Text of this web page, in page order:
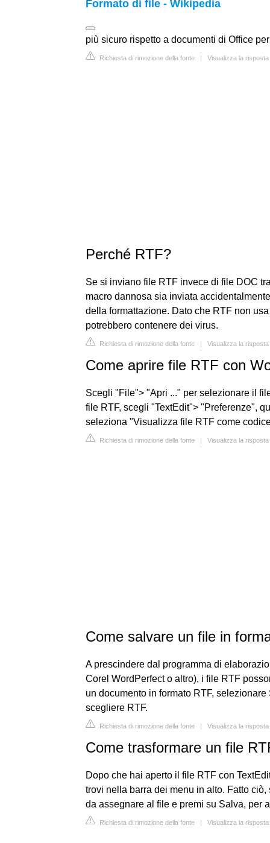
Formato di file - Wikipedia
più sicuro rispetto a documenti di Office
Richiesta di rimozione della fonte | Visualizza la
Perché RTF?
Se si inviano file RTF invece di file DOC
macro dannosa sia inviata
della formattazione. Dato che RTF non
potrebbero contenere dei virus.
Richiesta di rimozione della fonte | Visualizza la
Come aprire file RTF con
Scegli "File"> "Apri ..." per selezionare il
file RTF, scegli "TextEdit"> "Preferenze",
seleziona "Visualizza file RTF come
Richiesta di rimozione della fonte | Visualizza la
Come salvare un file in
A prescindere dal programma di
Corel WordPerfect o altro), i file RTF
un documento in formato RTF,
scegliere RTF.
Richiesta di rimozione della fonte | Visualizza la
Come trasformare un file
Dopo che hai aperto il file RTF con
trovi nella barra dei menu in alto. Fatto
da assegnare al file e premi su Salva, per
Richiesta di rimozione della fonte | Visualizza la